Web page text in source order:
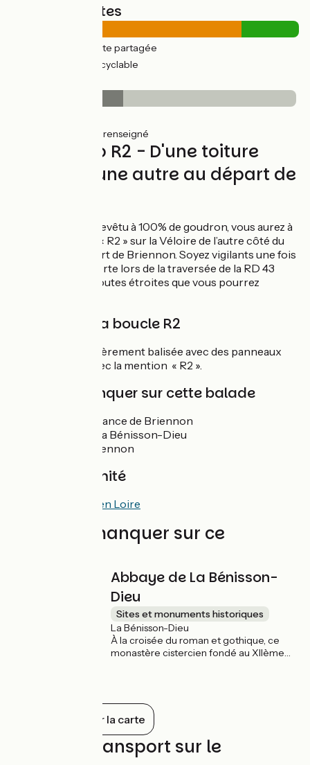
Types de routes
(80%) Route partagée
(20%) Voie cyclable
(60%) Non renseigné
Circuit vélo R2 - D'une toiture
colorée à une autre au départ de
Sur un itinéraire revêtu à 100% de goudron, vous aurez à
suivre le balisage « R2 » sur la Véloire de l’autre côté du
canal depuis le port de Briennon. Soyez vigilants une fois
sortis de la voie verte lors de la traversée de la RD 43
ainsi que sur les routes étroites que vous pourrez
Balisage de la boucle R2
La boucle est entièrement balisée avec des panneaux
verts et blancs avec la mention « R2 ».
À ne pas manquer sur cette balade
Port de plaisance de Briennon
Abbaye de La Bénisson-Dieu
Eglise de Briennon
Gare à proximité
Transports en Loire
À ne pas manquer sur ce
Abbaye de La Bénisson-
Dieu
Sites et monuments historiques
La Bénisson-Dieu
À la croisée du roman et gothique, ce
monastère cistercien fondé au XIIème
payante ce qui permet de contempler
de plus près sa toiture colorée.
Tout afficher sur la carte
Trains et transport sur le